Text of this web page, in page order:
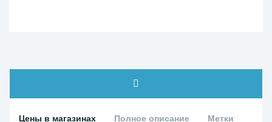
Цены в магазинах Полное описание Метки